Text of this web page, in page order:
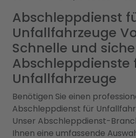
Abschleppdienst
Unfallfahrzeuge
Schnelle und
Abschleppdienste
Unfallfahrzeuge
Benötigen Sie einen
Abschleppdienst für
Unser Abschleppdienst-
Ihnen eine umfassende